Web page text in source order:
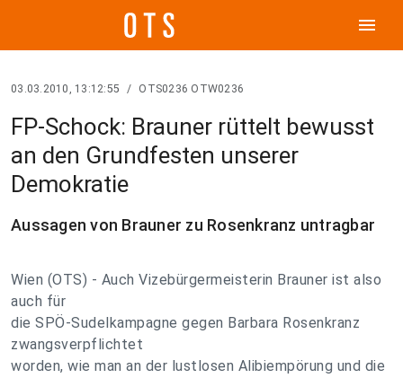
menu
03.03.2010, 13:12:55 / OTS0236 OTW0236
FP-Schock: Brauner rüttelt bewusst
an den Grundfesten unserer
Demokratie
Aussagen von Brauner zu Rosenkranz untragbar
Wien (OTS) - Auch Vizebürgermeisterin Brauner ist also
auch für
die SPÖ-Sudelkampagne gegen Barbara Rosenkranz
zwangsverpflichtet
worden, wie man an der lustlosen Alibiempörung und die